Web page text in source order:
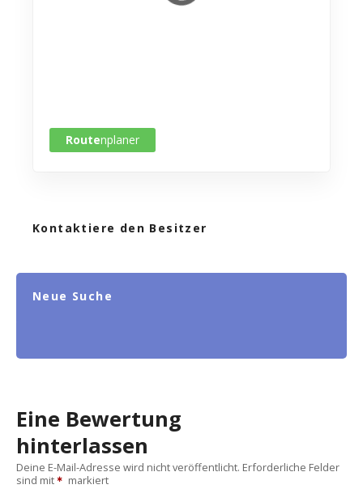
Routenplaner
Kontaktiere den Besitzer
Neue Suche
Eine Bewertung
hinterlassen
Deine E-Mail-Adresse wird nicht veröffentlicht. Erforderliche Felder
sind mit
markiert